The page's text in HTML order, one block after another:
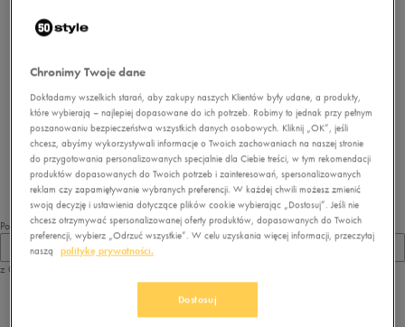
Brak produktów do wyświetlenia
Zmień kryteria wyszukiwania lub
usuń wybrane filtry
Pokaż
z 0
Chronimy Twoje dane
Dokładamy wszelkich starań, aby zakupy naszych Klientów były udane, a produkty,
które wybierają – najlepiej dopasowane do ich potrzeb. Robimy to jednak przy pełnym
poszanowaniu bezpieczeństwa wszystkich danych osobowych. Kliknij „OK”, jeśli
chcesz, abyśmy wykorzystywali informacje o Twoich zachowaniach na naszej stronie
do przygotowania personalizowanych specjalnie dla Ciebie treści, w tym rekomendacji
produktów dopasowanych do Twoich potrzeb i zainteresowań, spersonalizowanych
reklam czy zapamiętywanie wybranych preferencji. W każdej chwili możesz zmienić
swoją decyzję i ustawienia dotyczące plików cookie wybierając „Dostosuj”. Jeśli nie
chcesz otrzymywać spersonalizowanej oferty produktów, dopasowanych do Twoich
preferencji, wybierz „Odrzuć wszystkie”. W celu uzyskania więcej informacji, przeczytaj
naszą
politykę prywatności.
Dostosuj